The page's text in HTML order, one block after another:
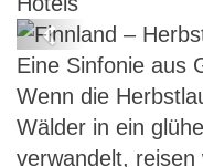
Finnland –
Previous
Eine Sinfonie aus
Wenn die
Wälder in ein
verwandelt,